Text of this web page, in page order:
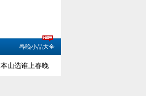
春晚小品大全
本山选谁上春晚